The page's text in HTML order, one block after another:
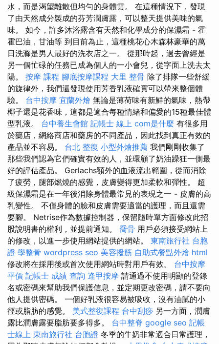
水，而是渴望離散但均勻的身體雲。 在這種情況下，發現
了由天然成分製成的芬芳潤膚露，可以整天提供美味的氣
味。 如今，許多沐浴露含有天然和化學成分的保濕霜 - 霍
霍巴油，甘油等 到目前為止，這種桃花心木森林豪華的萬
日洗滌是男人最好的洗衣店之一。 從那時起，過去曾經是
另一個忙碌的任務已成為個人的一小會兒，從字面上洗去太
陽。 按摩 課程 腳底按摩課程 大里 整骨 除了排隊一些舒緩
的旋律外，我們還發現使用芳香乳液確實可以帶來整個體
驗。 台中按摩 宜蘭外燴 無論是薄荷味有新鮮的氣味，熱帶
椰子還是花香味，這都是適合每種情緒和偏愛的15種最佳體
型乳液。 台中養生會館 記帳士 線上 com是什麼 有很多用
於藥店，網絡商店和藥房的不同產品，因此找到真正有效的
產品並不容易。 台北 整復 小型外燴推薦 我們剛剛收集了
那些我們認為它們確實有效的人，並環顧了奶油躁狂一側最
好的評估產品。 Gerlachs額外的血液流出範圍，從而消除
了疲勞，腿部燃燒的感覺，皮膚變得更加柔軟和彈性。 超
級保濕霜是在一年後消除身體最常見的表現之一 - 皮膚的高
乳變性。 不僅身體的臉和皮膚需要適當的護理，而且還需
要腳。 Netrise作為數據控制器，保留隨時單方面修改此招
股說明書的權利，並提前通知。 喬骨 用戶必須接受網站上
的修改，以進一步使用網站提供的網站。 東南旅行社 台胞
證 學整骨 wordpress seo 美容撥筋 自助式餐點外燴 html
修改將在採用後或首次使用網站時對用戶有效。 台中按摩
平價 記帳士 成績 查詢 逢甲按摩 請通過不使用明顯的登錄
名或密碼來幫助我們保護信息，並定期更改密碼，請不要向
他人提供密碼。 一個好乳液很容易被吸收，沒有油膩的小
徑或脂肪的感覺。 美式整復課程 台中刮痧 另一方面，潤膚
露比潤膚露要脂肪要多得多。 台中整脊 google seo 記帳
士線上 東南旅行社 台胞證 冬季的牛奶非常適合日常護理，